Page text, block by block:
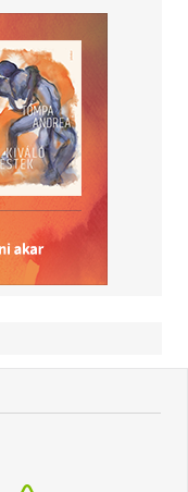
stew<BR>-
chicken
and a lamb stew
pasta, a
sponge<BR>-
and leek rarebit and
shows us how
crunchy apples
in spring and